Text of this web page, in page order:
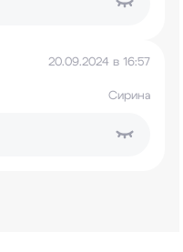
20.09.2024 в 16:57
Сирина